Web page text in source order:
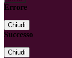
Errore
Chiudi
Successo
Chiudi